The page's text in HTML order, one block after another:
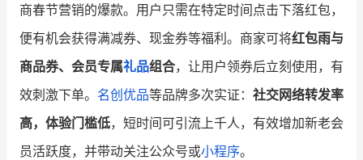
商春节营销的爆款。用户只需在特定时间点击下落红包，
便有机会获得满减券、现金券等福利。商家可将红包雨与
商品券、会员专属礼品组合，让用户领券后立刻使用，有
效刺激下单。 名创优品等品牌多次实证： 社交网络转发率
高，体验门槛低，短时间可引流上千人，有效增加新老会
员活跃度，并带动关注公众号或小程序。